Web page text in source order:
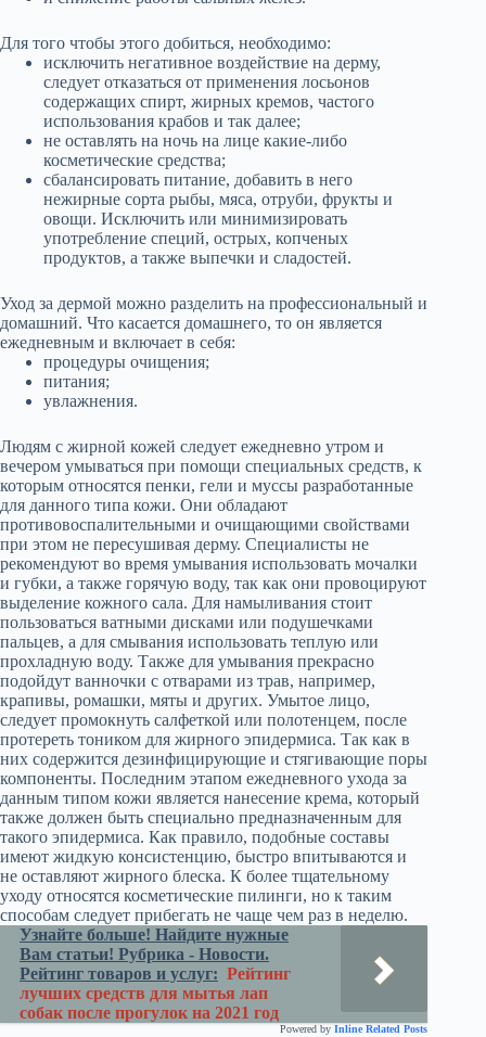
Для того чтобы этого добиться, необходимо:
исключить негативное воздействие на дерму,
следует отказаться от применения лосьонов
содержащих спирт, жирных кремов, частого
использования крабов и так далее;
не оставлять на ночь на лице какие-либо
косметические средства;
сбалансировать питание, добавить в него
нежирные сорта рыбы, мяса, отруби, фрукты и
овощи. Исключить или минимизировать
употребление специй, острых, копченых
продуктов, а также выпечки и сладостей.
Уход за дермой можно разделить на профессиональный и
домашний. Что касается домашнего, то он является
ежедневным и включает в себя:
процедуры очищения;
питания;
увлажнения.
Людям с жирной кожей следует ежедневно утром и
вечером умываться при помощи специальных средств, к
которым относятся пенки, гели и муссы разработанные
для данного типа кожи. Они обладают
противовоспалительными и очищающими свойствами
при этом не пересушивая дерму. Специалисты не
рекомендуют во время умывания использовать мочалки
и губки, а также горячую воду, так как они провоцируют
выделение кожного сала. Для намыливания стоит
пользоваться ватными дисками или подушечками
пальцев, а для смывания использовать теплую или
прохладную воду. Также для умывания прекрасно
подойдут ванночки с отварами из трав, например,
крапивы, ромашки, мяты и других. Умытое лицо,
следует промокнуть салфеткой или полотенцем, после
протереть тоником для жирного эпидермиса. Так как в
них содержится дезинфицирующие и стягивающие поры
компоненты. Последним этапом ежедневного ухода за
данным типом кожи является нанесение крема, который
также должен быть специально предназначенным для
такого эпидермиса. Как правило, подобные составы
имеют жидкую консистенцию, быстро впитываются и
не оставляют жирного блеска. К более тщательному
уходу относятся косметические пилинги, но к таким
способам следует прибегать не чаще чем раз в неделю.
Узнайте больше! Найдите нужные
Вам статьи! Рубрика - Новости.
Рейтинг товаров и услуг: Рейтинг
лучших средств для мытья лап
собак после прогулок на 2021 год
Powered by Inline Related Posts